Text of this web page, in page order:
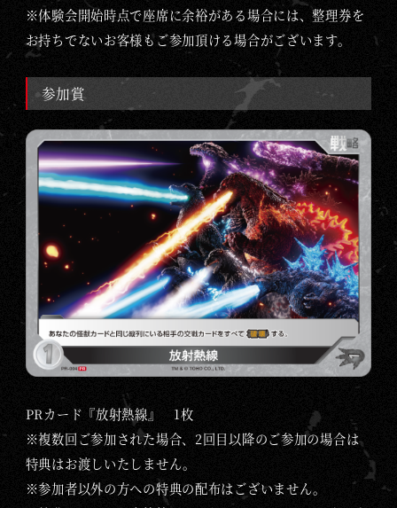
※体験会開始時点で座席に余裕がある場合には、整理券を
お持ちでないお客様もご参加頂ける場合がございます。
参加賞
PRカード『放射熱線』 1枚
※複数回ご参加された場合、2回目以降のご参加の場合は
特典はお渡しいたしません。
※参加者以外の方への特典の配布はございません。